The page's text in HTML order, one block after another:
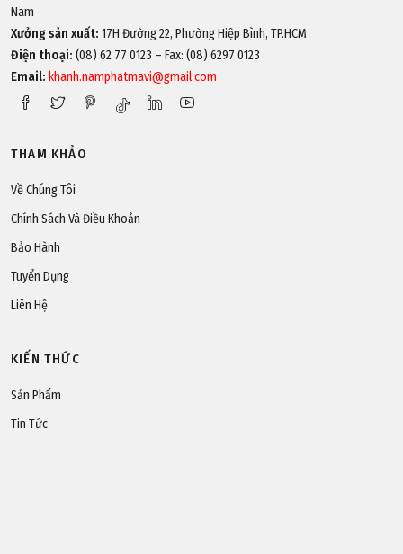
Nam
Xưởng sản xuất: 17H Đường 22, Phường Hiệp Bình, TP.HCM
Điện thoại: (08) 62 77 0123 – Fax: (08) 6297 0123
Email: khanh.namphatmavi@gmail.com
THAM KHẢO
Về Chúng Tôi
Chính Sách Và Điều Khoản
Bảo Hành
Tuyển Dụng
Liên Hệ
KIẾN THỨC
Sản Phẩm
Tin Tức